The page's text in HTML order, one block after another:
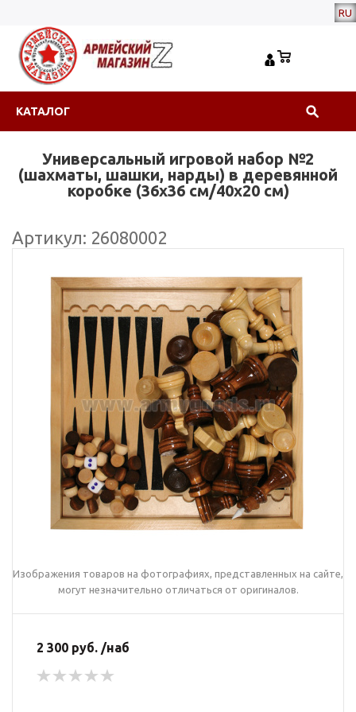
RU
КАТАЛОГ
Универсальный игровой набор №2
(шахматы, шашки, нарды) в деревянной
коробке (36х36 см/40x20 см)
Артикул: 26080002
Изображения товаров на фотографиях, представленных на сайте,
могут незначительно отличаться от оригиналов.
2 300 руб. /наб